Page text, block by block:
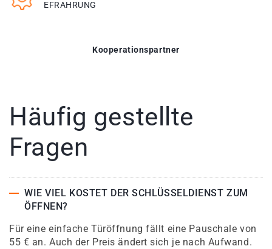
EFRAHRUNG
Kooperationspartner
Häufig gestellte
Fragen
WIE VIEL KOSTET DER SCHLÜSSELDIENST ZUM
ÖFFNEN?
Für eine einfache Türöffnung fällt eine Pauschale von
55 € an. Auch der Preis ändert sich je nach Aufwand.